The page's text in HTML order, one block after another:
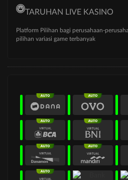
TARUHAN LIVE KASINO
Platform Pilihan bagi perusahaan-
pilihan variasi game terbanyak